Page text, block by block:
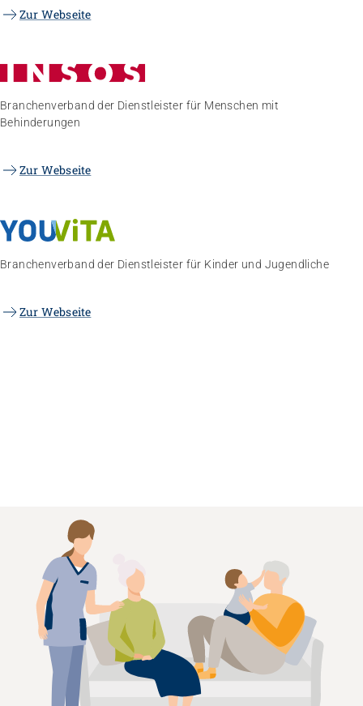
Zur Webseite
Branchenverband der Dienstleister für Menschen mit
Behinderungen
Zur Webseite
Branchenverband der Dienstleister für Kinder und Jugendliche
Zur Webseite